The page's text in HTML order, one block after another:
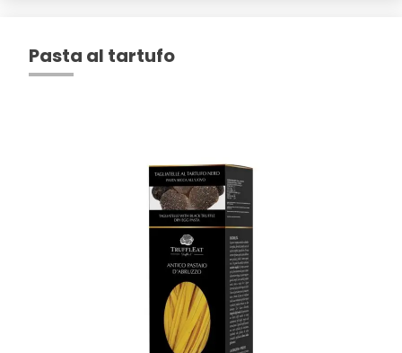
Pasta al tartufo